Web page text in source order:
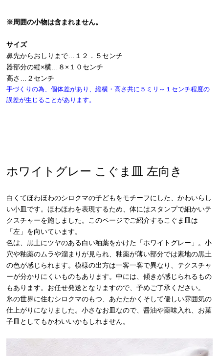
※周囲の小物は含まれません。
サイズ
鼻先からおしりまで…１２．５センチ
器部分の縦×横…８×１０センチ
高さ…２センチ
手づくりの為、個体差があり、縦横・高さ共に５ミリ～１センチ程度の
誤差が生じることがあります。
ホワイトグレー こぐま皿 左向き
白くてほわほわのシロクマの子どもをモチーフにした、かわいらし
い小皿です。ほわほわを表現するため、体にはスタンプで細かいテ
クスチャーを施しました。このページでご紹介するこぐま皿は
「左」を向いています。
色は、黒土にツヤのある白い釉薬をかけた「ホワイトグレー」。小
穴や釉薬のムラや溜まりが見られ、釉薬が薄い部分では素地の黒土
の色が感じられます。模様の出方は一客一客で異なり、テクスチャ
ーが分かりにくいものもあります。中には、傾きが感じられるもの
もあります。お任せ発送となりますので、予めご了承ください。
氷の世界に住むシロクマのもつ、あたたかくそして優しい雰囲気の
仕上がりになりました。小さなお皿なので、醤油や薬味入れ、お菓
子皿としてもかわいいかもしれません。